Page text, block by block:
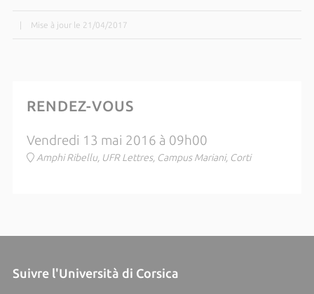
Mise à jour le 21/04/2017
RENDEZ-VOUS
Vendredi 13 mai 2016 à 09h00
Amphi Ribellu, UFR Lettres, Campus Mariani, Corti
Suivre l'Università di Corsica